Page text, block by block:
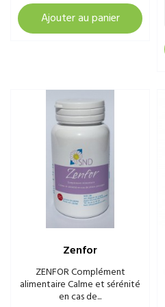
Ajouter au panier
Zenfor
ZENFOR Complément
alimentaire Calme et sérénité
en cas de...